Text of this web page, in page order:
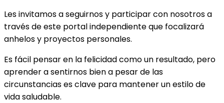
Les invitamos a seguirnos y participar con nosotros a
través de este portal independiente que focalizará
anhelos y proyectos personales.
Es fácil pensar en la felicidad como un resultado, pero
aprender a sentirnos bien a pesar de las
circunstancias es clave para mantener un estilo de
vida saludable.